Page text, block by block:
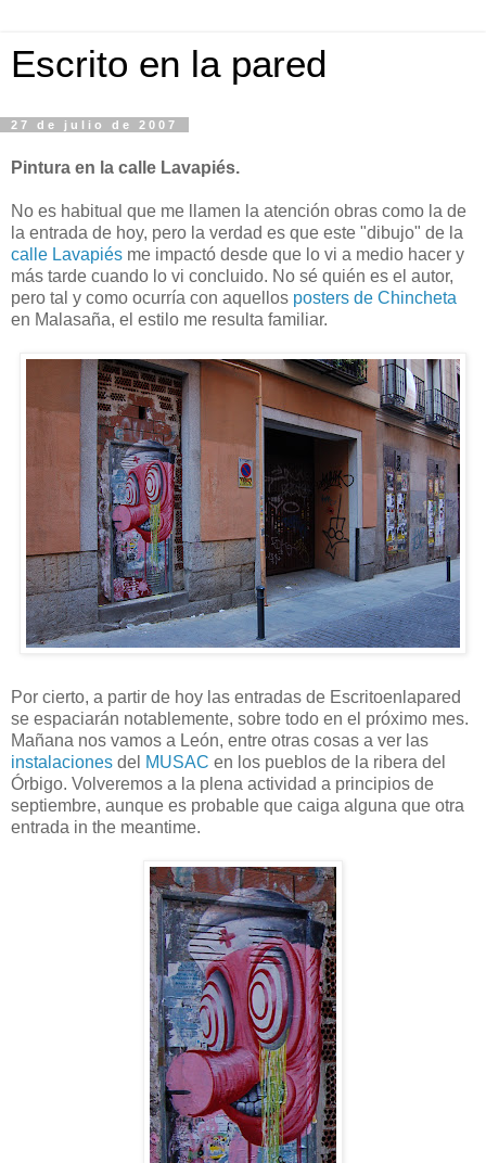
Escrito en la pared
27 de julio de 2007
Pintura en la calle Lavapiés.
No es habitual que me llamen la atención obras como la de
la entrada de hoy, pero la verdad es que este "dibujo" de la
calle Lavapiés me impactó desde que lo vi a medio hacer y
más tarde cuando lo vi concluido. No sé quién es el autor,
pero tal y como ocurría con aquellos posters de Chincheta
en Malasaña, el estilo me resulta familiar.
Por cierto, a partir de hoy las entradas de Escritoenlapared
se espaciarán notablemente, sobre todo en el próximo mes.
Mañana nos vamos a León, entre otras cosas a ver las
instalaciones del MUSAC en los pueblos de la ribera del
Órbigo. Volveremos a la plena actividad a principios de
septiembre, aunque es probable que caiga alguna que otra
entrada in the meantime.